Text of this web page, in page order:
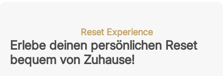
Reset Experience
Erlebe deinen persönlichen Reset
bequem von Zuhause!